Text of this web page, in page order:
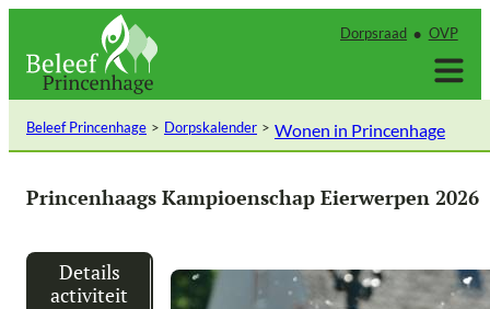
inhoud
Dorpsraad OVP
Beleef Princenhage Dorpskalender Wonen in Princenhage
Princenhaags Kampioenschap Eierwerpen 2026
Details
activiteit